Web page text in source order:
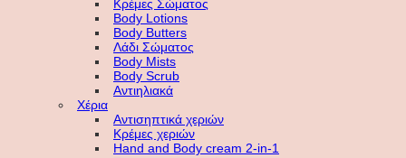
Κρέμες Σώματος
Body Lotions
Body Butters
Λάδι Σώματος
Body Mists
Body Scrub
Αντιηλιακά
Χέρια
Αντισηπτικά χεριών
Κρέμες χεριών
Hand and Body cream 2-in-1